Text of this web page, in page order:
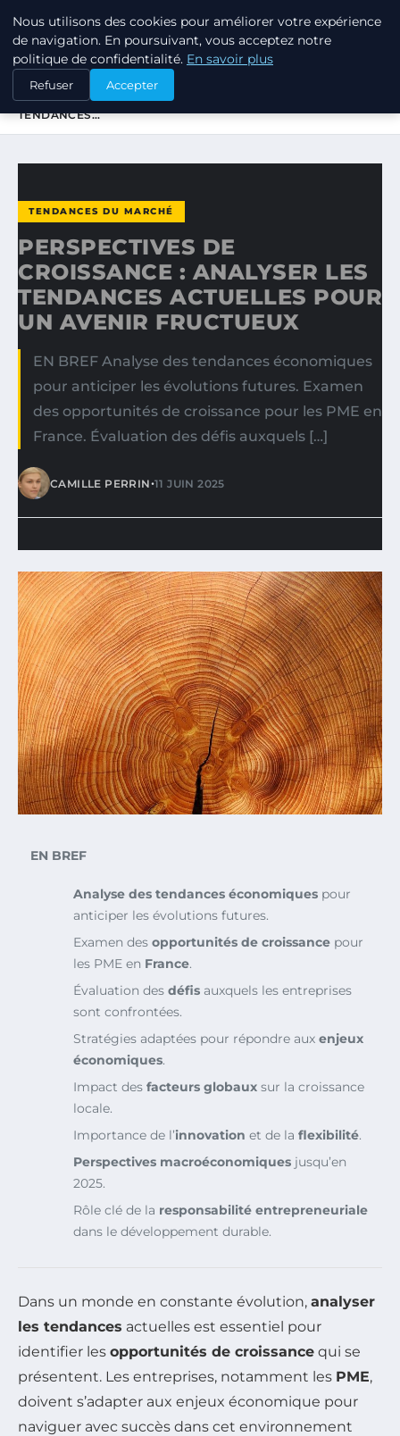
TUEZ-LES TOUS
ACCUEIL
TENDANCES DU MARCHÉ
PERSPECTIVES DE CROISSANCE : ANALYSER LES
TENDANCES…
TENDANCES DU MARCHÉ
PERSPECTIVES DE
CROISSANCE : ANALYSER LES
TENDANCES ACTUELLES POUR
UN AVENIR FRUCTUEUX
EN BREF Analyse des tendances économiques
pour anticiper les évolutions futures. Examen
des opportunités de croissance pour les PME en
France. Évaluation des défis auxquels […]
CAMILLE PERRIN•11 JUIN 2025
EN BREF
Analyse des tendances économiques pour
anticiper les évolutions futures.
Examen des opportunités de croissance pour
les PME en France.
Évaluation des défis auxquels les entreprises
sont confrontées.
Stratégies adaptées pour répondre aux enjeux
économiques.
Impact des facteurs globaux sur la croissance
locale.
Importance de l’innovation et de la flexibilité.
Perspectives macroéconomiques jusqu’en
2025.
Rôle clé de la responsabilité entrepreneuriale
dans le développement durable.
Dans un monde en constante évolution, analyser
les tendances actuelles est essentiel pour
identifier les opportunités de croissance qui se
présentent. Les entreprises, notamment les PME,
doivent s’adapter aux enjeux économique pour
naviguer avec succès dans cet environnement
Nous utilisons des cookies pour améliorer votre expérience
de navigation. En poursuivant, vous acceptez notre
politique de confidentialité. En savoir plus
Refuser Accepter